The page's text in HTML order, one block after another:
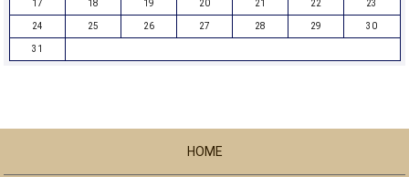
17 18 19 20 21 22 23
24 25 26 27 28 29 30
31
HOME